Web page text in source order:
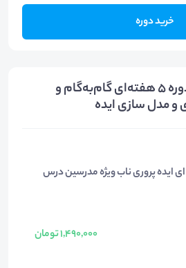
خرید دوره
بلیت های دوره دوره 5 هفته‌ای گام‌به‌گام و
و مدل سازی ایده
5 هفته ای ایده پروری ناب ویژه مدرسین درس
1,490,000 تومان